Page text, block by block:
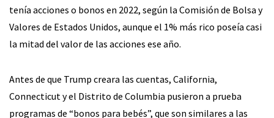
tenía acciones o bonos en 2022, según la Comisión de Bolsa y
Valores de Estados Unidos, aunque el 1% más rico poseía casi
la mitad del valor de las acciones ese año.
Antes de que Trump creara las cuentas, California,
Connecticut y el Distrito de Columbia pusieron a prueba
programas de “bonos para bebés”, que son similares a las